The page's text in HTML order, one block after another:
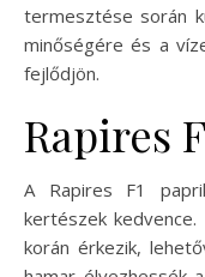
termesztése során
minőségére és a
fejlődjön.
Rapires
A Rapires F1
kertészek
korán érkezik,